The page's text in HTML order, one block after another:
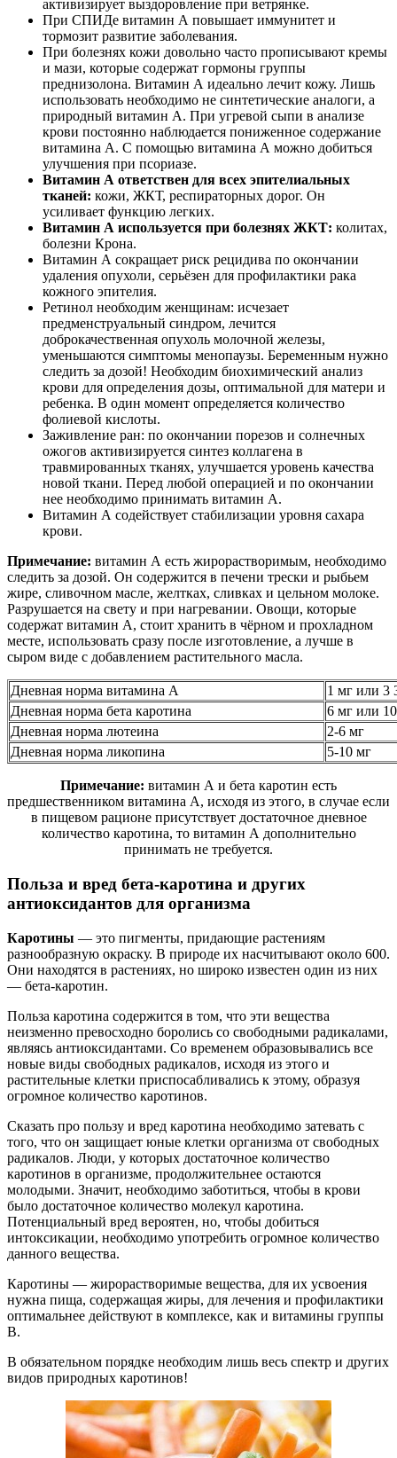
активизирует выздоровление при ветрянке.
При СПИДе витамин А повышает иммунитет и
тормозит развитие заболевания.
При болезнях кожи довольно часто прописывают кремы
и мази, которые содержат гормоны группы
преднизолона. Витамин А идеально лечит кожу. Лишь
использовать необходимо не синтетические аналоги, а
природный витамин А. При угревой сыпи в анализе
крови постоянно наблюдается пониженное содержание
витамина А. С помощью витамина А можно добиться
улучшения при псориазе.
Витамин А ответствен для всех эпителиальных
тканей: кожи, ЖКТ, респираторных дорог. Он
усиливает функцию легких.
Витамин А используется при болезнях ЖКТ: колитах,
болезни Крона.
Витамин А сокращает риск рецидива по окончании
удаления опухоли, серьёзен для профилактики рака
кожного эпителия.
Ретинол необходим женщинам: исчезает
предменструальный синдром, лечится
доброкачественная опухоль молочной железы,
уменьшаются симптомы менопаузы. Беременным нужно
следить за дозой! Необходим биохимический анализ
крови для определения дозы, оптимальной для матери и
ребенка. В один момент определяется количество
фолиевой кислоты.
Заживление ран: по окончании порезов и солнечных
ожогов активизируется синтез коллагена в
травмированных тканях, улучшается уровень качества
новой ткани. Перед любой операцией и по окончании
нее необходимо принимать витамин А.
Витамин А содействует стабилизации уровня сахара
крови.
Примечание: витамин А есть жирорастворимым, необходимо
следить за дозой. Он содержится в печени трески и рыбьем
жире, сливочном масле, желтках, сливках и цельном молоке.
Разрушается на свету и при нагревании. Овощи, которые
содержат витамин А, стоит хранить в чёрном и прохладном
месте, использовать сразу после изготовление, а лучше в
сыром виде с добавлением растительного масла.
Дневная норма витамина А
1 мг или 3
Дневная норма бета каротина
6 мг или
Дневная норма лютеина
2-6 мг
Дневная норма ликопина
5-10 мг
Примечание: витамин А и бета каротин есть
предшественником витамина А, исходя из этого, в случае если
в пищевом рационе присутствует достаточное дневное
количество каротина, то витамин А дополнительно
принимать не требуется.
Польза и вред бета-каротина и других
антиоксидантов для организма
Каротины — это пигменты, придающие растениям
разнообразную окраску. В природе их насчитывают около 600.
Они находятся в растениях, но широко известен один из них
— бета-каротин.
Польза каротина содержится в том, что эти вещества
неизменно превосходно боролись со свободными радикалами,
являясь антиоксидантами. Со временем образовывались все
новые виды свободных радикалов, исходя из этого и
растительные клетки приспосабливались к этому, образуя
огромное количество каротинов.
Сказать про пользу и вред каротина необходимо затевать с
того, что он защищает юные клетки организма от свободных
радикалов. Люди, у которых достаточное количество
каротинов в организме, продолжительнее остаются
молодыми. Значит, необходимо заботиться, чтобы в крови
было достаточное количество молекул каротина.
Потенциальный вред вероятен, но, чтобы добиться
интоксикации, необходимо употребить огромное количество
данного вещества.
Каротины — жирорастворимые вещества, для их усвоения
нужна пища, содержащая жиры, для лечения и профилактики
оптимальнее действуют в комплексе, как и витамины группы
В.
В обязательном порядке необходим лишь весь спектр и других
видов природных каротинов!